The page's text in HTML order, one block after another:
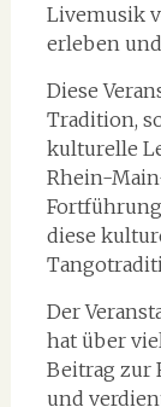
Livemusik
erleben
Diese
Tradition,
kulturelle
Rhein-
diese
Der
hat über
Beitrag zur
und